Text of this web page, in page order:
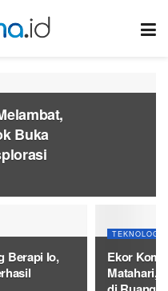
Buka
Berapi Io,
TEKNOLOGI
Ekor
Matahari,